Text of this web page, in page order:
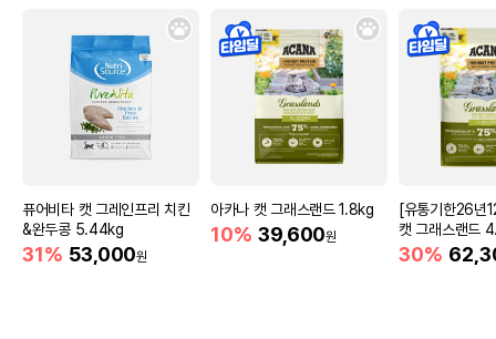
퓨어비타 캣 그레인프리 치킨
&완두콩 5.44kg
31% 53,000원
아카나 캣 그래스랜드 1.8kg
10% 39,600원
[유통기한26년
캣 그래스랜드
30%